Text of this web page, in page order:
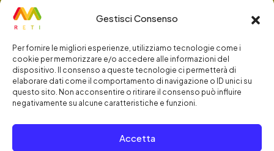
Gestisci Consenso
Per fornire le migliori esperienze, utilizziamo tecnologie come i
cookie per memorizzare e/o accedere alle informazioni del
dispositivo. Il consenso a queste tecnologie ci permetterà di
elaborare dati come il comportamento di navigazione o ID unici su
questo sito. Non acconsentire o ritirare il consenso può influire
negativamente su alcune caratteristiche e funzioni.
Accetta
Contatti
0823 83 70 04
info@mreti.it